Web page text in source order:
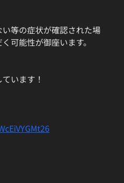
等の症状が確認された場
可能性が御座います。
います！